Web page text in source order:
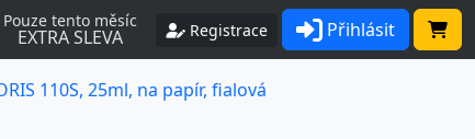
Pouze tento měsíc
EXTRA SLEVA Registrace Přihlásit
110S, 25ml, na papír, fialová